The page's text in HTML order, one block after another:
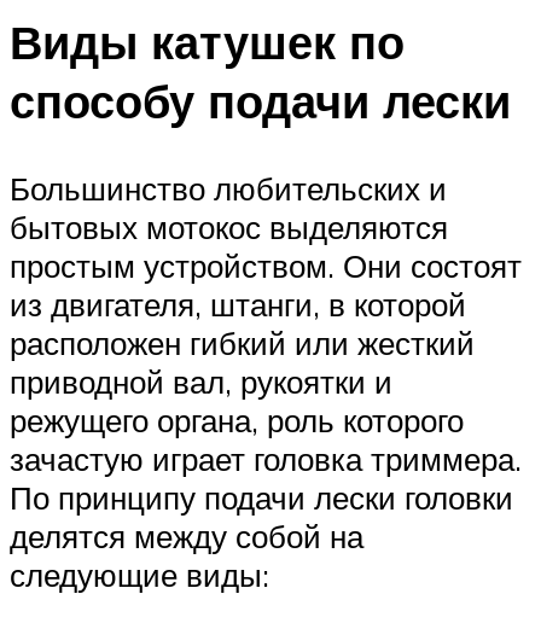
Виды катушек по
способу подачи лески
Большинство любительских и
бытовых мотокос выделяются
простым устройством. Они состоят
из двигателя, штанги, в которой
расположен гибкий или жесткий
приводной вал, рукоятки и
режущего органа, роль которого
зачастую играет головка триммера.
По принципу подачи лески головки
делятся между собой на
следующие виды: